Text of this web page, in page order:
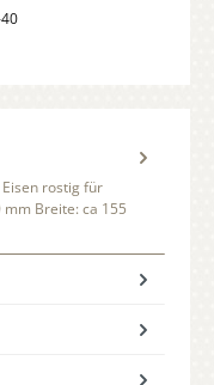
rostig für
mm Breite: ca 155